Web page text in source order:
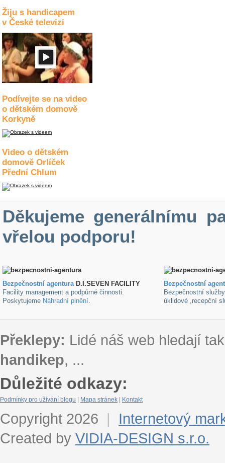
Žiju s handicapem
v České televizi
Podívejte se na video
o dětském domově
Korkyně
Video o dětském
domově Orlíček
Přední Chlum
Děkujeme generálnímu
vřelou podporu!
Bezpečnostní agenturaD.I.SEVEN FACILITY
Facility management a podpůrné činnosti.
Poskytujeme Náhradní plnění.
Bezpečnostní
Bezpečnostní
úklidové ,recepční
Překlepy: Lidé náš web hledají
handikep, ...
Důležité odkazy:
Podmínky pro užívání blogu Mapa stránek Kontakt
Copyright 2026 |
Internetový
Created by VIDIA-DESIGN s.r.o.